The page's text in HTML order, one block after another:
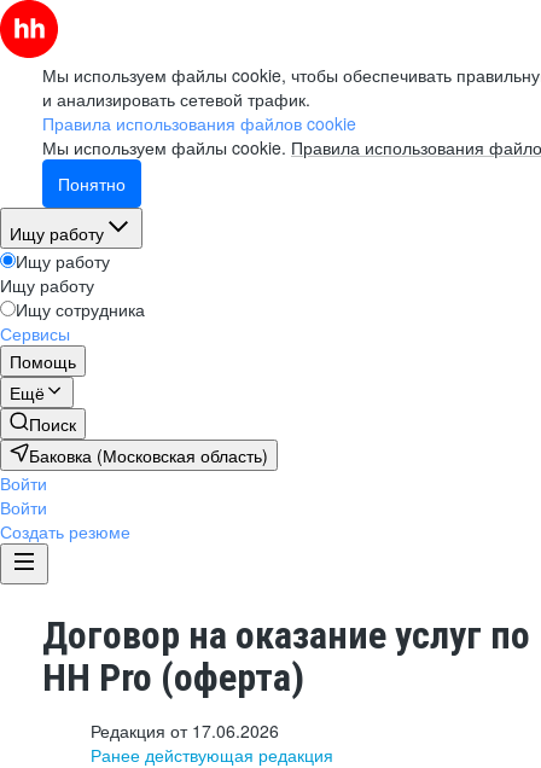
Мы используем файлы cookie, чтобы обеспечивать
и анализировать сетевой трафик.
Правила использования файлов cookie
Мы используем файлы cookie. Правила использования
Понятно
Ищу работу
Ищу работу
Ищу работу
Ищу сотрудника
Сервисы
Помощь
Ещё
Поиск
Баковка (Московская область)
Войти
Войти
Создать резюме
Договор на оказание услуг
HH Pro (оферта)
Редакция от 17.06.2026
Ранее действующая редакция